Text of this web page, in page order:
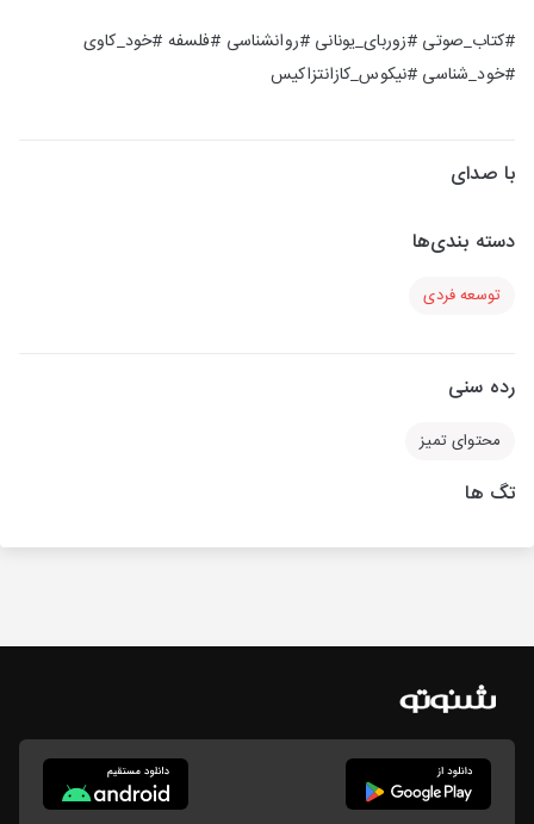
#کتاب_صوتی #زوربای_یونانی #روانشناسی #فلسفه #خود_کاوی
#خود_شناسی #نیکوس_کازانتزاکیس
با صدای
دسته بندی‌ها
توسعه فردی
رده سنی
محتوای تمیز
تگ ها